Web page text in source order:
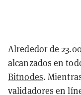
Alrededor de
alcanzados en
Bitnodes.
validadores en